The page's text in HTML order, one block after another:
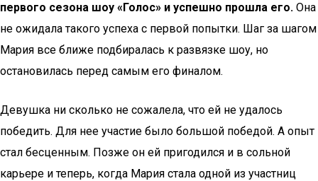
первого сезона шоу «Голос» и успешно прошла его. Она
не ожидала такого успеха с первой попытки. Шаг за шагом
Мария все ближе подбиралась к развязке шоу, но
остановилась перед самым его финалом.
Девушка ни сколько не сожалела, что ей не удалось
победить. Для нее участие было большой победой. А опыт
стал бесценным. Позже он ей пригодился и в сольной
карьере и теперь, когда Мария стала одной из участниц